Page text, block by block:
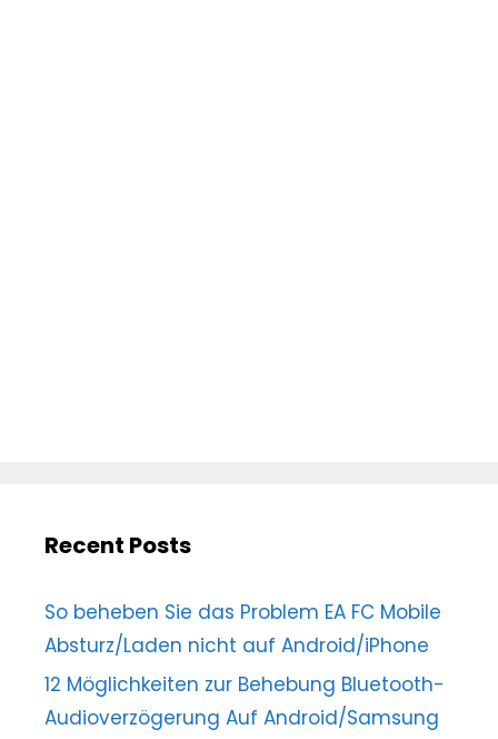
Recent Posts
So beheben Sie das Problem EA FC Mobile
Absturz/Laden nicht auf Android/iPhone
12 Möglichkeiten zur Behebung Bluetooth-
Audioverzögerung Auf Android/Samsung